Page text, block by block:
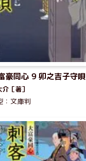
豪同心 9 卯之吉子守唄
［著］
：文庫判